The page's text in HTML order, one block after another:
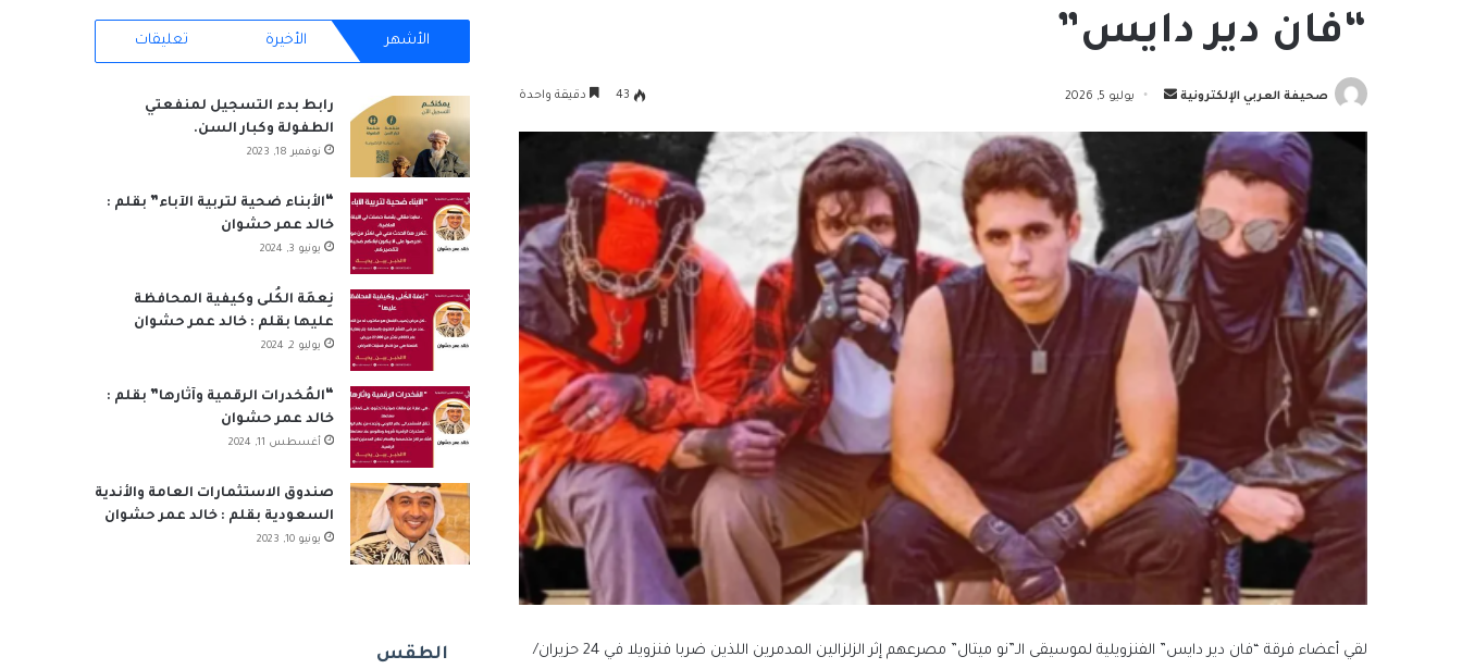
“فان دير دايس”
صحيفة العربي الإلكترونية
أرسل يوليو 5, 2026 43 دقيقة واحدة
لقي أعضاء فرقة “فان دير دايس” الفنزويلية لموسيقى الـ”نو ميتال” مصرعهم إثر الزلزالين المدمرين اللذين ضربا فنزويلا في 24 حزيران/
RSS
الأشهر الأخيرة تعليقات
رابط بدء التسجيل لمنفعتي
الطفولة وكبار السن.
نوفمبر 18, 2023
“الأبناء ضحية لتربية الآباء” بقلم :
خالد عمر حشوان
يونيو 3, 2024
نِعمَة الكُلى وكيفية المحافظة
عليها بقلم : خالد عمر حشوان
يوليو 2, 2024
“المُخدرات الرقمية وآثارها” بقلم :
خالد عمر حشوان
أغسطس 11, 2024
صندوق الاستثمارات العامة والأندية
السعودية بقلم : خالد عمر حشوان
يونيو 10, 2023
الطقس